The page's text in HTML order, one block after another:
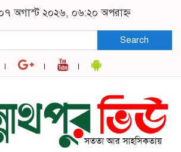
অগাস্ট ২০২৬, ০৬:২০ অপরাহ্ন
Search